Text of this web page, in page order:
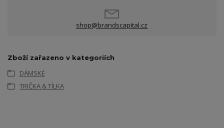
shop@brandscapital.cz
Zboží zařazeno v kategoriích
DÁMSKÉ
TRIČKA & TÍLKA